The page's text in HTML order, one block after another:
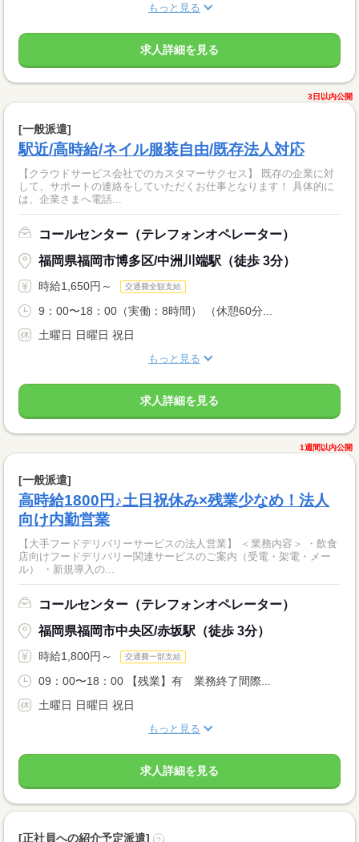
もっと見る
求人詳細を見る
3日以内公開
[一般派遣]
駅近/高時給/ネイル服装自由/既存法人対応
【クラウドサービス会社でのカスタマーサクセス】 既存の企業に対
して、サポートの連絡をしていただくお仕事となります！ 具体的に
は、企業さまへ電話...
コールセンター（テレフォンオペレーター）
福岡県福岡市博多区/中洲川端駅（徒歩 3分）
時給1,650円～ 交通費全額支給
9：00〜18：00（実働：8時間） （休憩60分...
土曜日 日曜日 祝日
もっと見る
求人詳細を見る
1週間以内公開
[一般派遣]
高時給1800円♪土日祝休み×残業少なめ！法人
向け内勤営業
【大手フードデリバリーサービスの法人営業】 ＜業務内容＞ ・飲食
店向けフードデリバリー関連サービスのご案内（受電・架電・メー
ル） ・新規導入の...
コールセンター（テレフォンオペレーター）
福岡県福岡市中央区/赤坂駅（徒歩 3分）
時給1,800円～ 交通費一部支給
09：00〜18：00 【残業】有 業務終了間際...
土曜日 日曜日 祝日
もっと見る
求人詳細を見る
[正社員への紹介予定派遣]